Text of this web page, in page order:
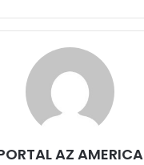
AZ AMERICA